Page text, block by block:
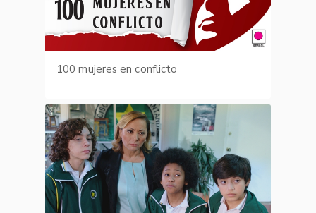
100 mujeres en conflicto